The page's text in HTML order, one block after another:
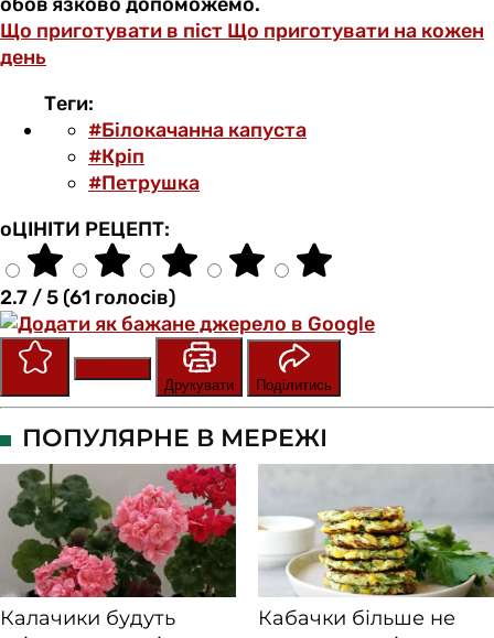
Що приготувати в піст Що приготувати на кожен
день
Теги:
#Білокачанна капуста
#Кріп
#Петрушка
оЦІНІТИ РЕЦЕПТ:
2.7 / 5 (61 голосів)
Друкувати
Поділитись